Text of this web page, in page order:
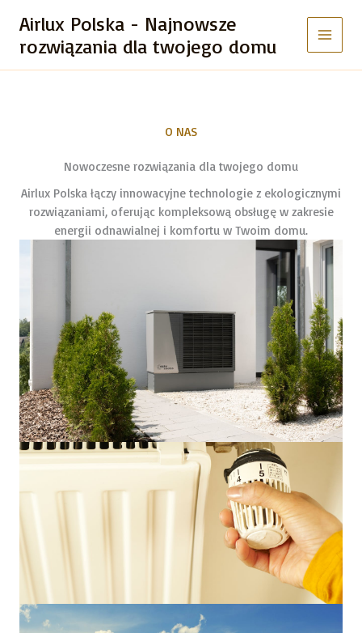
treści
Airlux Polska - Najnowsze
rozwiązania dla twojego domu
O NAS
Nowoczesne rozwiązania dla twojego domu
Airlux Polska łączy innowacyjne technologie z ekologicznymi
rozwiązaniami, oferując kompleksową obsługę w zakresie
energii odnawialnej i komfortu w Twoim domu.